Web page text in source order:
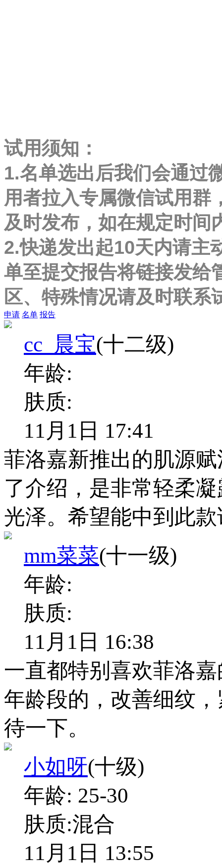
试用须知：
1.名单选出后我们会通过
用者拉入专属微信试用群
及时发布，如在规定时间
2.快递发出起10天内请主
单至提交报告将链接发给
区、特殊情况请及时联系
申请 名单 报告
cc_晨宝(十二级)
年龄:
肤质:
11月1日 17:41
菲洛嘉新推出的肌源
了介绍，是非常轻柔
光泽。希望能中到此
mm菜菜(十一级)
年龄:
肤质:
11月1日 16:38
一直都特别喜欢菲洛
年龄段的，改善细纹
待一下。
小如呀(十级)
年龄: 25-30
肤质:混合
11月1日 13:55